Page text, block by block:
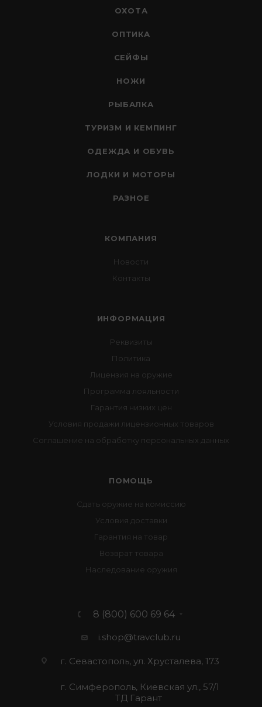
ОХОТА
ОПТИКА
СЕЙФЫ
НОЖИ
РЫБАЛКА
ТУРИЗМ И КЕМПИНГ
ОДЕЖДА И ОБУВЬ
ЛОДКИ И МОТОРЫ
РАЗНОЕ
КОМПАНИЯ
Новости
Контакты
ИНФОРМАЦИЯ
Реквизиты
Политика
Лицензия на оружие
Программа лояльности
Гарантия низких цен
Условия продажи лицензионных товаров
Соглашение на обработку персональных данных
ПОМОЩЬ
Сдать оружие на комиссию
Условия доставки
Гарантия на товар
Возврат товара
Наследование оружия
8 (800) 600 69 64
i.shop@travclub.ru
г. Севастополь, ул. Хрусталева, 173
г. Симферополь, Киевская ул., 57/1
ТД Гарант